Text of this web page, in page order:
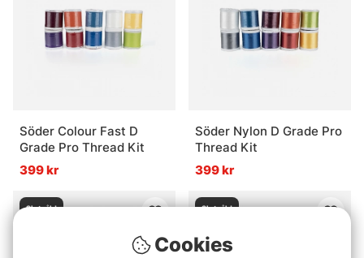
Vad är ett färdigt set för spöbyggnad?
Söder Colour Fast D
Grade Pro Thread Kit
399 kr
Söder Nylon D Grade Pro
Thread Kit
399 kr
Slutsåld Slutsåld
Cookies